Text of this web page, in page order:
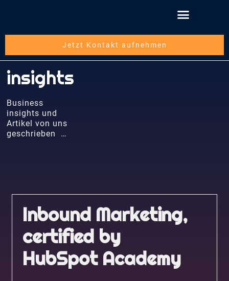
Jetzt Kontakt aufnehmen
insights
Business
insights und
Artikel von uns
geschrieben …
Inbound Marketing,
certified by
HubSpot Academy